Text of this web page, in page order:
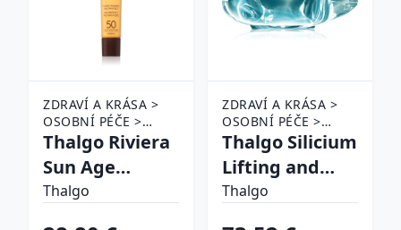
ZDRAVÍ A KRÁSA >
OSOBNÍ PÉČE >
KOSMETIKA > PÉČE
O PLEŤ
Thalgo Riviera
Sun Age
Protect
Thalgo
ZDRAVÍ A KRÁSA >
OSOBNÍ PÉČE >
KOSMETIKA > PÉČE
O PLEŤ
Thalgo Silicium
Lifting and
Firming Night
Thalgo